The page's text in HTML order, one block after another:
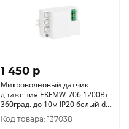
1 450 p
Микроволновый датчик
движения EKFMW-706 1200Вт
360град. до 10м IP20 белый dd-
mw-706
Код товара: 137038